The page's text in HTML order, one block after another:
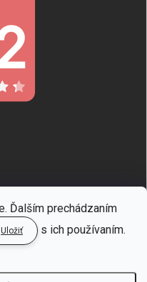
Ďalším prechádzaním
Uložiť
s ich používaním.
- PIA 8:00 - 16:00
- PIA 8:00 - 16:00